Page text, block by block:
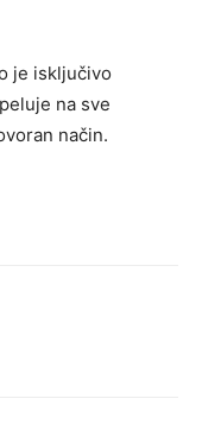
je isključivo
na sve
način.